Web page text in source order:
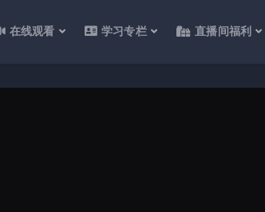
在线观看 学习专栏 直播间福利